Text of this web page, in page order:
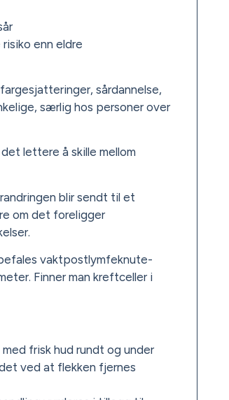
enn eldre
sårdannelse,
særlig hos personer over
lettere å skille mellom
blir sendt til et
om det foreligger
vaktpostlymfeknute-
Finner man kreftceller i
frisk hud rundt og under
ved at flekken fjernes